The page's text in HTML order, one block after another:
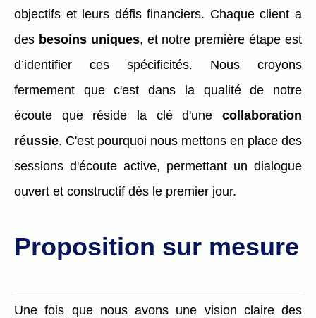
objectifs et leurs défis financiers. Chaque client a
des besoins uniques, et notre première étape est
d’identifier ces spécificités. Nous croyons
fermement que c'est dans la qualité de notre
écoute que réside la clé d'une collaboration
réussie. C'est pourquoi nous mettons en place des
sessions d'écoute active, permettant un dialogue
ouvert et constructif dès le premier jour.
Proposition sur mesure
Une fois que nous avons une vision claire des